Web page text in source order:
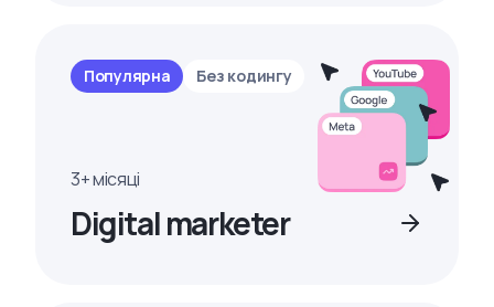
Популярна Без кодингу
3+ місяці
Digital marketer